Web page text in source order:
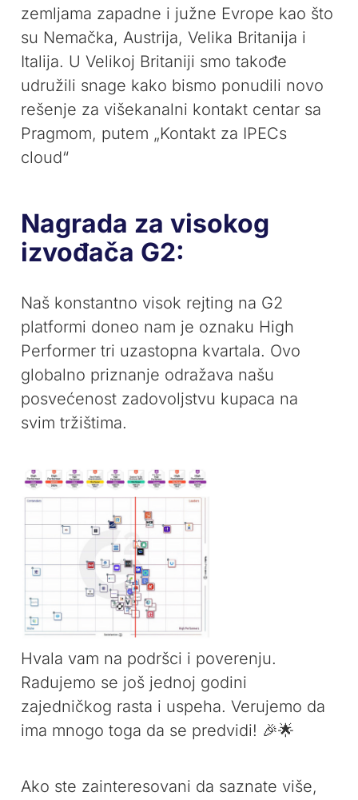
zemljama zapadne i južne Evrope kao što
su Nemačka, Austrija, Velika Britanija i
Italija. U Velikoj Britaniji smo takođe
udružili snage kako bismo ponudili novo
rešenje za višekanalni kontakt centar sa
Pragmom, putem „Kontakt za IPECs
cloud“
Nagrada za visokog
izvođača G2:
Naš konstantno visok rejting na G2
platformi doneo nam je oznaku High
Performer tri uzastopna kvartala. Ovo
globalno priznanje odražava našu
posvećenost zadovoljstvu kupaca na
svim tržištima.
Hvala vam na podršci i poverenju.
Radujemo se još jednoj godini
zajedničkog rasta i uspeha. Verujemo da
ima mnogo toga da se predvidi! 🎉🌟
Ako ste zainteresovani da saznate više,